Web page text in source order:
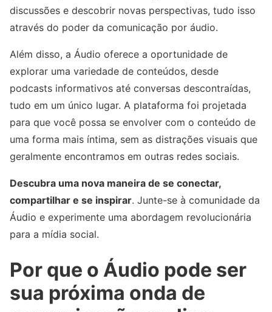
discussões e descobrir novas perspectivas, tudo isso
através do poder da comunicação por áudio.
Além disso, a Áudio oferece a oportunidade de
explorar uma variedade de conteúdos, desde
podcasts informativos até conversas descontraídas,
tudo em um único lugar. A plataforma foi projetada
para que você possa se envolver com o conteúdo de
uma forma mais íntima, sem as distrações visuais que
geralmente encontramos em outras redes sociais.
Descubra uma nova maneira de se conectar,
compartilhar e se inspirar. Junte-se à comunidade da
Áudio e experimente uma abordagem revolucionária
para a mídia social.
Por que o Áudio pode ser
sua próxima onda de